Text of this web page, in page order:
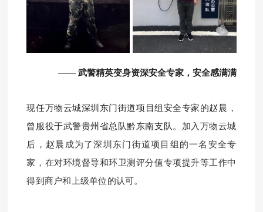
—— 武警精英变身资深安全专家，安全感满满
现任万物云城深圳东门街道项目组安全专家的赵晨，
曾服役于武警贵州省总队黔东南支队。 加入万物云城
后， 赵晨 成为了深圳东门街道项目组的一名安全专
家，在对环境督导和环卫测评分值专项提升等工作中
得到商户和上级单位的认可。